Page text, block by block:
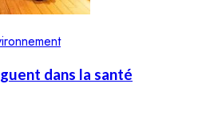
dans la santé